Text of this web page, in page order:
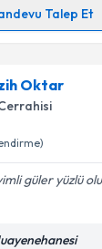
Talep Et
e-posta ile
Oktar
güler yüzlü